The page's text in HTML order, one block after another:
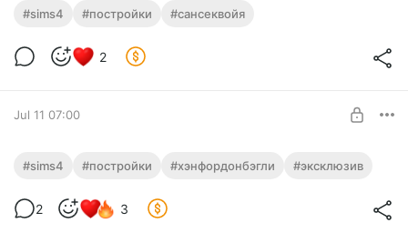
Пустой династийный дом 🏡
посмотреть здесь https://vk.com/wall-168412689_1460
#sims4 #постройки #сансеквойя
2
Jul 11 07:00
Объятия гнома, или Хогсмид 💫
доступ, больше скринов можно посмотреть здесь
https://vk.com/wall-168412689_1705)
Level required:
#sims4 #постройки #хэнфордонбэгли #эксклюзив
2 3